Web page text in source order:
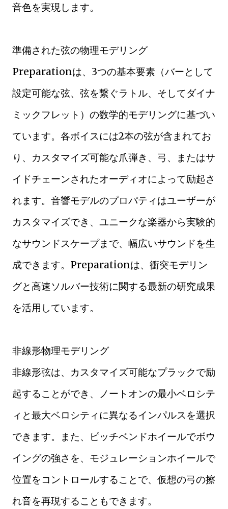
音色を実現します。
準備された弦の物理モデリング
Preparationは、3つの基本要素（バーとして
設定可能な弦、弦を繋ぐラトル、そしてダイナ
ミックフレット）の数学的モデリングに基づい
ています。各ボイスには2本の弦が含まれてお
り、カスタマイズ可能な爪弾き、弓、またはサ
イドチェーンされたオーディオによって励起さ
れます。音響モデルのプロパティはユーザーが
カスタマイズでき、ユニークな楽器から実験的
なサウンドスケープまで、幅広いサウンドを生
成できます。Preparationは、衝突モデリン
グと高速ソルバー技術に関する最新の研究成果
を活用しています。
非線形物理モデリング
非線形弦は、カスタマイズ可能なプラックで励
起することができ、ノートオンの最小ベロシテ
ィと最大ベロシティに異なるインパルスを選択
できます。また、ピッチベンドホイールでボウ
イングの強さを、モジュレーションホイールで
位置をコントロールすることで、仮想の弓の擦
れ音を再現することもできます。